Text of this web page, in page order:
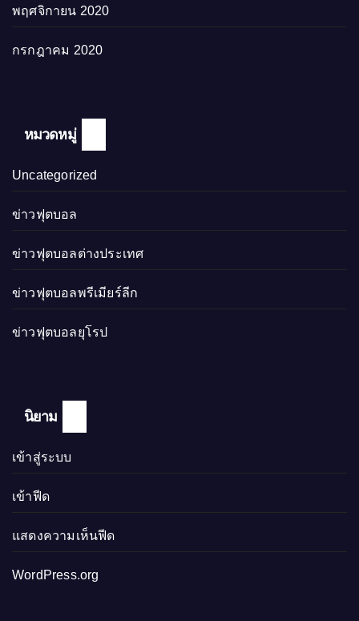
พฤศจิกายน 2020
กรกฎาคม 2020
หมวดหมู่
Uncategorized
ข่าวฟุตบอล
ข่าวฟุตบอลต่างประเทศ
ข่าวฟุตบอลพรีเมียร์ลีก
ข่าวฟุตบอลยุโรป
นิยาม
เข้าสู่ระบบ
เข้าฟีด
แสดงความเห็นฟีด
WordPress.org